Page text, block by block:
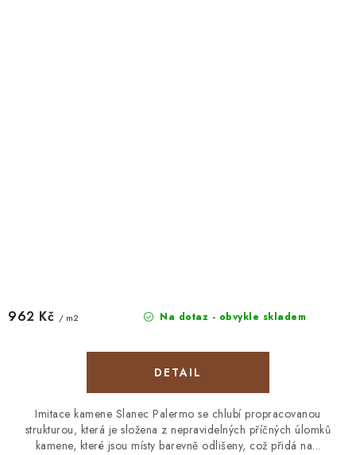
Na dotaz - obvykle skladem
962 Kč / m2
Imitace kamene Slanec Palermo se chlubí propracovanou
strukturou, která je složena z nepravidelných příčných úlomků
kamene, které jsou místy barevně odlišeny, což přidá na...